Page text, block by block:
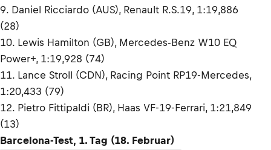
9. Daniel Ricciardo (AUS), Renault R.S.19, 1:19,886
(28)
10. Lewis Hamilton (GB), Mercedes-Benz W10 EQ
Power+, 1:19,928 (74)
11. Lance Stroll (CDN), Racing Point RP19-Mercedes,
1:20,433 (79)
12. Pietro Fittipaldi (BR), Haas VF-19-Ferrari, 1:21,849
(13)
Barcelona-Test, 1. Tag (18. Februar)